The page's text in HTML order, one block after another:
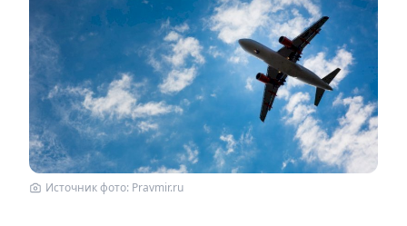
Источник фото: Pravmir.ru